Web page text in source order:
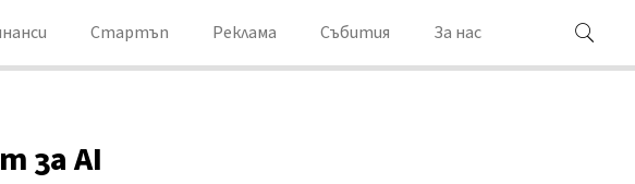
Стартъп Реклама Събития За нас
за AI